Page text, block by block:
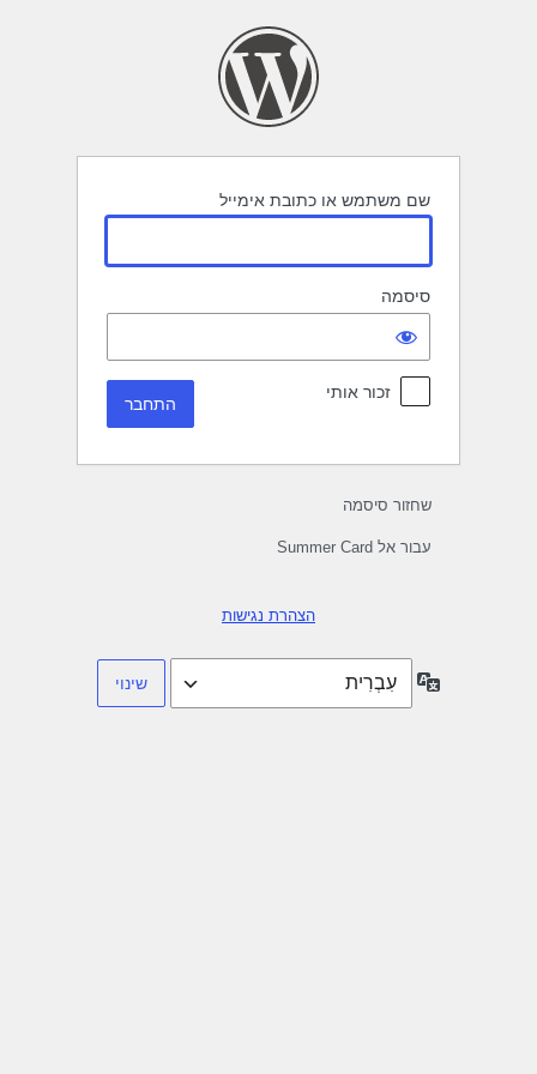
שם משתמש או כתובת אימייל
סיסמה
זכור אותי
שחזור סיסמה
עבור אל Summer Card
הצהרת נגישות
שפה